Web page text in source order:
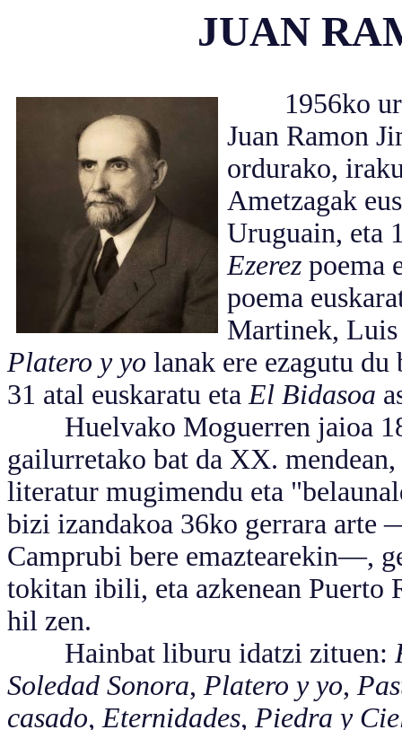
JUAN
1956ko
Juan Ramon
ordurako,
Ametzagak
Uruguain, eta
Ezerez poema
poema
Martinek,
Platero y yo lanak ere ezagutu
31 atal euskaratu etaEl Bidasoa
Huelvako Moguerren jaioa
gailurretako bat da XX.
literatur mugimendu eta
bizi izandakoa 36ko gerrara arte
Camprubi bere emaztearekin—,
tokitan ibili, eta azkenean Puerto
hil zen.
Hainbat liburu idatzi zituen:
Soledad Sonora, Platero y yo,
casado, Eternidades, Piedra y